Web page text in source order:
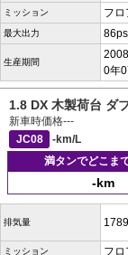
ミッション フロ
最大出力
生産期間
0年
1.8 DX 木製荷台 ダ
新車時価格---
JC08
-km/L
満タンでどこま
-km
排気量
ミッション フロ